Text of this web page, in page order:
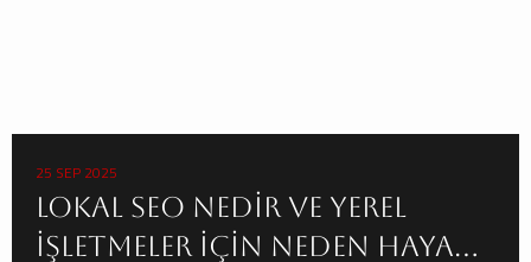
25 SEP 2025
Lokal SEO Nedir ve Yerel
İşletmeler İçin Neden Hayati